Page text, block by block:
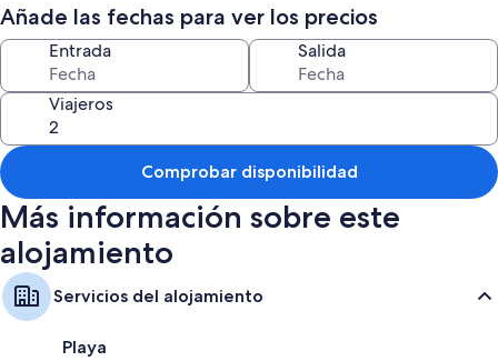
Añade las fechas para ver los precios
Entrada Salida
Viajeros
Comprobar disponibilidad
Más información sobre este
alojamiento
Servicios del alojamiento
Playa